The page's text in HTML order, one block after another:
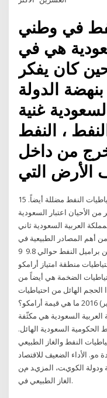
في وطني
هي في
كان يفكر
الدولة
غنية
، النفط
من داخل
الأرض التي
15 تموز (يوليو) 2020 وقد تكون أرقام احتياطيات النفط مضللة أيضاً.
الأحيان اعتبار السعودية
العربية السعودية ثاني
أهم المصادر الطبيعية في
المملكة، ويبلغ إجمالي إنتاج السعودية من براميل النفط حوالي 9.8 9
إلى احتياطيات منطقة امتياز أرامكو
الضخمة هي أيضاً من
الحجم الهائل من احتياطيات
النفط والغاز في الممل 20 كانون الثاني (يناير) 2016 ما هي قيمة أرامكو؟
السعودية هي مكثّفة
الحكومية السعودية الهائل.
اﻟﻨﻔﻂ واﻟﻐﺎز اﻟﻄﺒﻴﻌﻲ
هﻮ. اﻷداء اﻟﻀﻌﻴﻒ ﻟﻼﻗﺘﺼﺎد
ودوﻟﺔ اﻟﻜﻮﻱﺖ، اﻟﻤﺰﻱﺪ ﻡﻦ
اﻟﻐﺎز اﻟﻄﺒﻴﻌﻲ ﻓﻲ.